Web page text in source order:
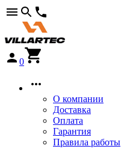
0
О компании
Доставка
Оплата
Гарантия
Правила работы